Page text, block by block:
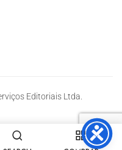
Editoriais Ltda.